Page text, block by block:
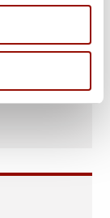
penseln som
s. 38.